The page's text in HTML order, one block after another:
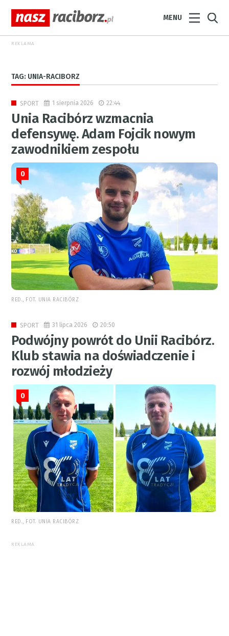
MENU
REKLAMA
TAG: UNIA-RACIBORZ
SPORT 1 sierpnia 2026 22:44
Unia Racibórz wzmacnia
defensywę. Adam Fojcik nowym
zawodnikiem zespołu
0
RED., FOT. UNIA RACIBÓRZ
SPORT 31 lipca 2026 20:50
Podwójny powrót do Unii Racibórz.
Klub stawia na doświadczenie i
rozwój młodzieży
0
RED., FOT. UNIA RACIBÓRZ
REKLAMA